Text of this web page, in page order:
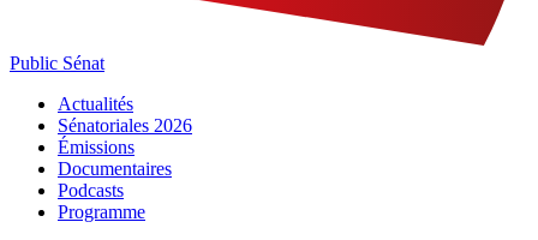
Public Sénat
Actualités
Sénatoriales 2026
Émissions
Documentaires
Podcasts
Programme